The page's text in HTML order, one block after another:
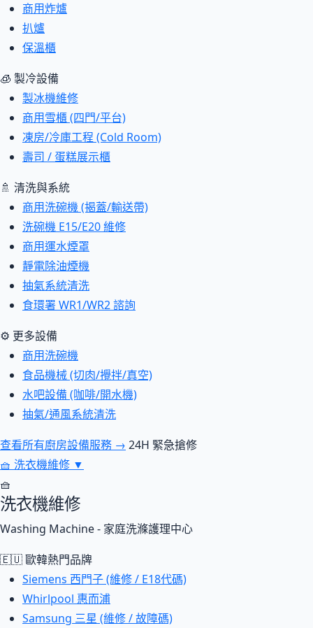
商用炸爐
扒爐
保溫櫃
🧊 製冷設備
製冰機維修
商用雪櫃 (四門/平台)
凍房/冷庫工程 (Cold Room)
壽司 / 蛋糕展示櫃
🚿 清洗與系統
商用洗碗機 (揭蓋/輸送帶)
洗碗機 E15/E20 維修
商用運水煙罩
靜電除油煙機
抽氣系統清洗
食環署 WR1/WR2 諮詢
⚙ 更多設備
商用洗碗機
食品機械 (切肉/攪拌/真空)
水吧設備 (咖啡/開水機)
抽氣/通風系統清洗
查看所有廚房設備服務 → 24H 緊急搶修
🧺 洗衣機維修 ▼
🧺
洗衣機維修
Washing Machine - 家庭洗滌護理中心
🇪🇺 歐韓熱門品牌
Siemens 西門子 (維修 / E18代碼)
Whirlpool 惠而浦
Samsung 三星 (維修 / 故障碼)